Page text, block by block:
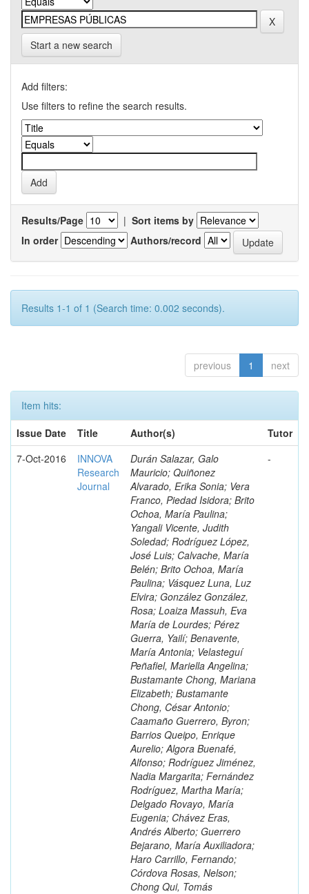
Start a new search
Add filters:
Use filters to refine the search results.
Results/Page | Sort items by
In order
Authors/record
Results 1-1 of 1 (Search time: 0.002 seconds).
previous 1 next
Item hits:
Issue Date
Title Author(s)
Tutor
7-Oct-2016
INNOVA
Research
Journal
Durán Salazar, Galo
Mauricio; Quiñonez
Alvarado, Erika Sonia; Vera
Franco, Piedad Isidora; Brito
Ochoa, María Paulina;
Yangali Vicente, Judith
Soledad; Rodríguez López,
José Luis; Calvache, María
Belén; Brito Ochoa, María
Paulina; Vásquez Luna, Luz
Elvira; González González,
Rosa; Loaiza Massuh, Eva
María de Lourdes; Pérez
Guerra, Yailí; Benavente,
María Antonia; Velasteguí
Peñafiel, Mariella Angelina;
Bustamante Chong, Mariana
Elizabeth; Bustamante
Chong, César Antonio;
Caamaño Guerrero, Byron;
Barrios Queipo, Enrique
Aurelio; Algora Buenafé,
Alfonso; Rodríguez Jiménez,
Nadia Margarita; Fernández
Rodríguez, Martha María;
Delgado Rovayo, María
Eugenia; Chávez Eras,
Andrés Alberto; Guerrero
Bejarano, María Auxiliadora;
Haro Carrillo, Fernando;
Córdova Rosas, Nelson;
Chong Qui, Tomás
-